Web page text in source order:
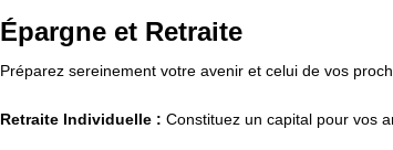
Épargne et Retraite
Préparez sereinement votre avenir et celui de vos
Retraite Individuelle : Constituez un capital pour vos